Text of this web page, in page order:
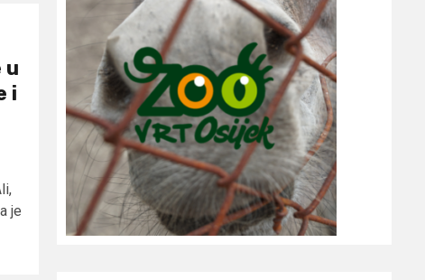
u
i
je